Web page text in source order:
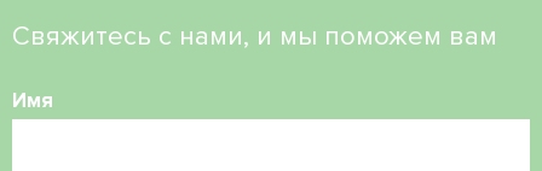
Свяжитесь с нами, и мы поможем вам
Имя